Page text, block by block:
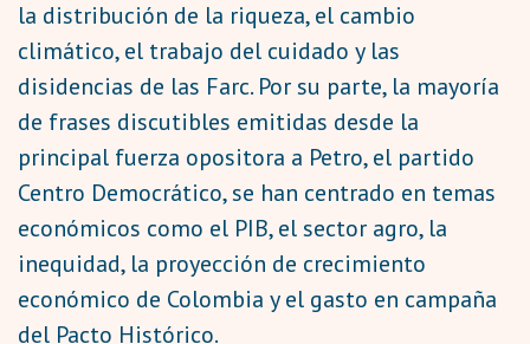
la distribución de la riqueza, el cambio
climático, el trabajo del cuidado y las
disidencias de las Farc. Por su parte, la mayoría
de frases discutibles emitidas desde la
principal fuerza opositora a Petro, el partido
Centro Democrático, se han centrado en temas
económicos como el PIB, el sector agro, la
inequidad, la proyección de crecimiento
económico de Colombia y el gasto en campaña
del Pacto Histórico.